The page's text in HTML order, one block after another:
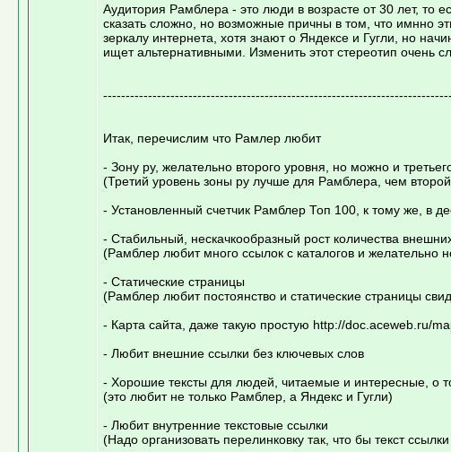
Аудитория Рамблера - это люди в возрасте от 30 лет, то
сказать сложно, но возможные причны в том, что имнно
зеркалу интернета, хотя знают о Яндексе и Гугли, но
ищет альтернативными. Изменить этот стереотип очень
Итак, перечислим что Рамлер любит
- Зону ру, желательно второго уровня, но можно и
(Третий уровень зоны ру лучше для Рамблера, чем
- Установленный счетчик Рамблер Топ 100, к тому же, в
- Стабильный, нескачкообразный рост количества
(Рамблер любит много ссылок с каталогов и желательно
- Статические страницы
(Рамблер любит постоянство и статические страницы
- Карта сайта, даже такую простую http://doc.aceweb.ru/
- Любит внешние ссылки без ключевых слов
- Хорошие тексты для людей, читаемые и интересные, о
(это любит не только Рамблер, а Яндекс и Гугли)
- Любит внутренние текстовые ссылки
(Надо организовать перелинковку так, что бы текст